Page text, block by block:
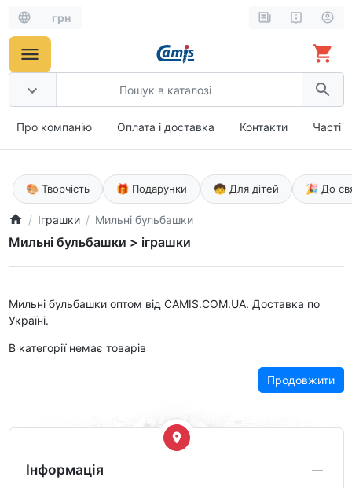
грн
Про компанію Оплата і доставка Контакти Часті
🎨 Творчість 🎁 Подарунки 🧒 Для дітей 🎉 До
Іграшки Мильні бульбашки
Мильні бульбашки > іграшки
Мильні бульбашки оптом від CAMIS.COM.UA. Доставка по
Україні.
В категорії немає товарів
Продовжити
Інформація